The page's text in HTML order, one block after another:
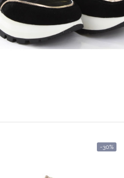
-30%